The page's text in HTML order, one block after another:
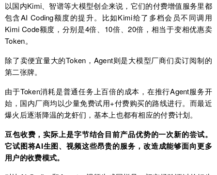
以国内Kimi、智谱等大模型创企来说，它们的付费增值服务里都
包含AI Coding额度的提升。比如Kimi给了多档会员不同调用
Kimi Code额度，分别是4倍、10倍、20倍，相当于变相优惠卖
Token。
除了卖便宜量大的Token，Agent则是大模型厂商们卖订阅制的
第二张牌。
由于Token消耗是普通任务上百倍的成本，在推行Agent服务开
始，国内厂商均以少量免费试用+付费购买的路线进行。而最近
爆火后逐渐降温的龙虾们，基本上也都有相应的付费计划。
豆包收费，实际上是字节结合目前产品优势的一次新的尝试。
它试图将AI生图、视频这些昂贵的服务，改造成能够面向更多
用户的收费模式。